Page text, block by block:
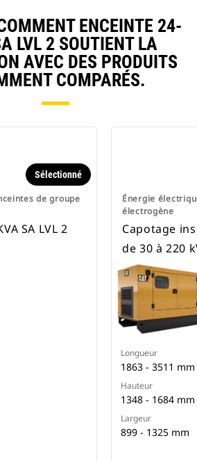
ENCEINTE 24-
LVL 2 SOUTIENT LA
AVEC DES PRODUITS
COMPARÉS.
de groupe
Sélectionné
SA LVL 2
Énergie
électrogène
Capotage
de 30 à 220
Longueur
1863 - 3511 mm
Hauteur
1348 - 1684 mm
Largeur
899 - 1325 mm